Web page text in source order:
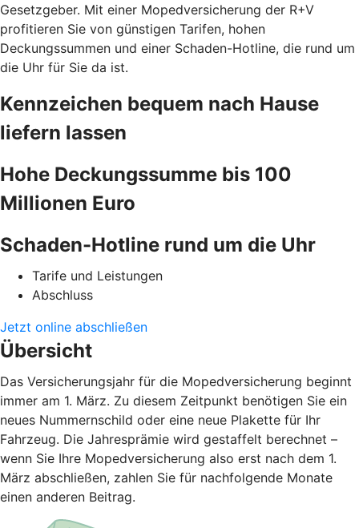
Gesetzgeber. Mit einer Mopedversicherung der R+V
profitieren Sie von günstigen Tarifen, hohen
Deckungssummen und einer Schaden-Hotline, die rund um
die Uhr für Sie da ist.
Kennzeichen bequem nach Hause
liefern lassen
Hohe Deckungssumme bis 100
Millionen Euro
Schaden-Hotline rund um die Uhr
Tarife und Leistungen
Abschluss
Jetzt online abschließen
Übersicht
Das Versicherungsjahr für die Mopedversicherung beginnt
immer am 1. März. Zu diesem Zeitpunkt benötigen Sie ein
neues Nummernschild oder eine neue Plakette für Ihr
Fahrzeug. Die Jahresprämie wird gestaffelt berechnet –
wenn Sie Ihre Mopedversicherung also erst nach dem 1.
März abschließen, zahlen Sie für nachfolgende Monate
einen anderen Beitrag.